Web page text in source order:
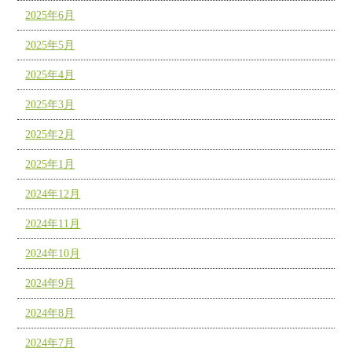
2025年6月
2025年5月
2025年4月
2025年3月
2025年2月
2025年1月
2024年12月
2024年11月
2024年10月
2024年9月
2024年8月
2024年7月